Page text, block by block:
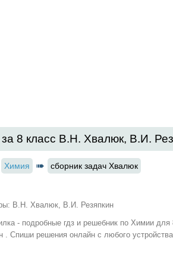
8 класс В.Н. Хвалюк, В.И.
Химия сборник задач Хвалюк
В.Н. Хвалюк, В.И. Резяпкин
- подробные гдз и решебник по Химии
. Спиши решения онлайн с любого